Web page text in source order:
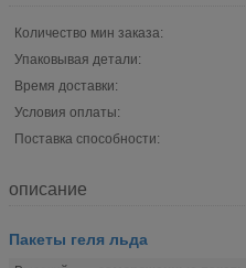
Количество мин заказа:
Упаковывая детали:
Время доставки:
Условия оплаты:
Поставка способности:
описание
Пакеты геля льда